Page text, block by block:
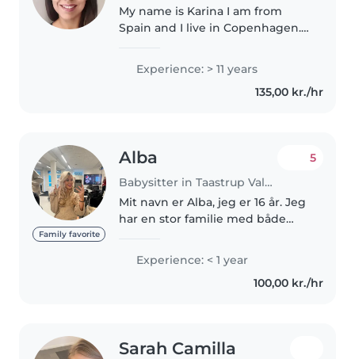
My name is Karina I am from
Spain and I live in Copenhagen. I
fully available for babysitting
jobs. I have experience taking
care of babies and young
Experience: > 11 years
135,00 kr./hr
Family favorite
Alba
Babysitter in Taastrup Valby
5
Mit navn er Alba, jeg er 16 år. Jeg
har en stor familie med både
jeg også vant til at passe de små.
Jeg har arbejdet med børn i
mange år. Jeg betragter..
Experience: < 1 year
100,00 kr./hr
Sarah Camilla